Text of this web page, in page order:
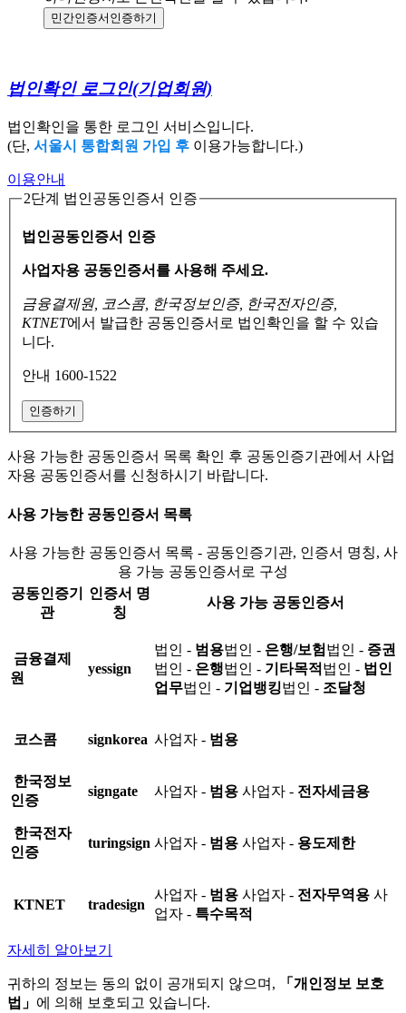
민간인증서 인증하기
법인확인 로그인(기업회원)
법인확인을 통한 로그인 서비스입니다.
(단, 서울시 통합회원 가입 후 이용가능합니다.)
이용안내
2단계 법인공동인증서 인증
법인공동인증서 인증
사업자용 공동인증서를 사용해 주세요.
금융결제원, 코스콤, 한국정보인증, 한국전자인증,
KTNET에서 발급한 공동인증서로 법인확인을 할 수 있습
니다.
안내 1600-1522
인증하기
사용 가능한 공동인증서 목록 확인 후 공동인증기관에서 사업
자용 공동인증서를 신청하시기 바랍니다.
사용 가능한 공동인증서 목록
사용 가능한 공동인증서 목록 - 공동인증기관, 인증서 명칭, 사
용 가능 공동인증서로 구성
공동인증기
관
인증서 명
칭
사용 가능 공동인증서
금융결제
원
yessign
법인 - 범용법인 - 은행/보험 법인 - 증권
법인 - 은행법인 - 기타목적 법인 - 법인
업무법인 - 기업뱅킹법인 - 조달청
코스콤 signkorea 사업자 - 범용
한국정보
인증
signgate 사업자 - 범용 사업자 - 전자세금용
한국전자
인증
turingsign 사업자 - 범용 사업자 - 용도제한
KTNET tradesign
사업자 - 범용 사업자 - 전자무역용 사
업자 - 특수목적
자세히 알아보기
귀하의 정보는 동의 없이 공개되지 않으며,
「개인정보 보호
법」 에 의해 보호되고 있습니다.